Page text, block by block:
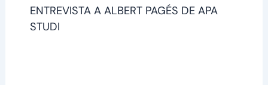
ENTREVISTA A ALBERT PAGÉS DE APA
STUDI